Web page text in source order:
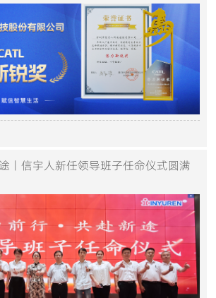
丨信宇人新任领导班子任命仪式圆满